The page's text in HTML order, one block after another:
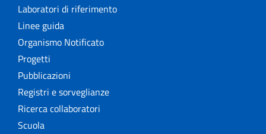
Laboratori di riferimento
Linee guida
Organismo Notificato
Progetti
Pubblicazioni
Registri e sorveglianze
Ricerca collaboratori
Scuola